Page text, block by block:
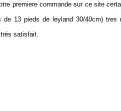
premiere commande sur ce site
de 13 pieds de leyland 30/40cm) tres
satisfait.